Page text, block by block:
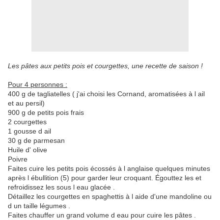
Les pâtes aux petits pois et courgettes, une recette de saison !
Pour 4 personnes :
400 g de tagliatelles ( j'ai choisi les Cornand, aromatisées à l ail
et au persil)
900 g de petits pois frais
2 courgettes
1 gousse d ail
30 g de parmesan
Huile d' olive
Poivre
Faites cuire les petits pois écossés à l anglaise quelques minutes
après l ébullition (5) pour garder leur croquant. Égouttez les et
refroidissez les sous l eau glacée .
Détaillez les courgettes en spaghettis à l aide d'une mandoline ou
d un taille légumes .
Faites chauffer un grand volume d eau pour cuire les pâtes .